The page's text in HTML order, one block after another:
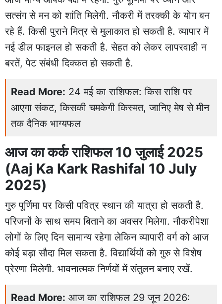
सत्संग से मन को शांति मिलेगी. नौकरी में तरक्की के योग बन
रहे हैं. किसी पुराने मित्र से मुलाकात हो सकती है. व्यापार में
नई डील फाइनल हो सकती है. सेहत को लेकर लापरवाही न
बरतें, पेट संबंधी दिक्कत हो सकती है.
Read More: 24 मई का राशिफल: किस राशि पर
आएगा संकट, किसकी चमकेगी किस्मत, जानिए मेष से मीन
तक दैनिक भाग्यफल
आज का कर्क राशिफल 10 जुलाई 2025
(Aaj Ka Kark Rashifal 10 July
2025)
गुरु पूर्णिमा पर किसी पवित्र स्थान की यात्रा हो सकती है.
परिजनों के साथ समय बिताने का अवसर मिलेगा. नौकरीपेशा
लोगों के लिए दिन सामान्य रहेगा लेकिन व्यापारी वर्ग को आज
कोई बड़ा सौदा मिल सकता है. विद्यार्थियों को गुरु से विशेष
प्रेरणा मिलेगी. भावनात्मक निर्णयों में संतुलन बनाए रखें.
Read More: आज का राशिफल 29 जून 2026: